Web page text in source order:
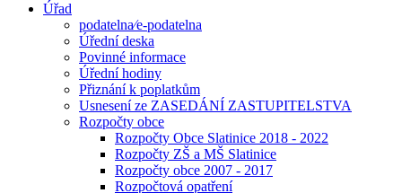
Úřad
podatelna⁄e-podatelna
Úřední deska
Povinné informace
Úřední hodiny
Přiznání k poplatkům
Usnesení ze ZASEDÁNÍ ZASTUPITELSTVA
Rozpočty obce
Rozpočty Obce Slatinice 2018 - 2022
Rozpočty ZŠ a MŠ Slatinice
Rozpočty obce 2007 - 2017
Rozpočtová opatření